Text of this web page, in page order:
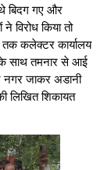
बिदग गए और
विरोध किया तो
कलेक्टर कार्यालय
के साथ तमनार से आई
नगर जाकर अडानी
लिखित शिकायत